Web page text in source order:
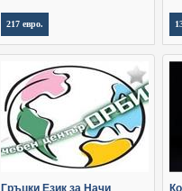
217 евро.
Гръцки Език за Начи